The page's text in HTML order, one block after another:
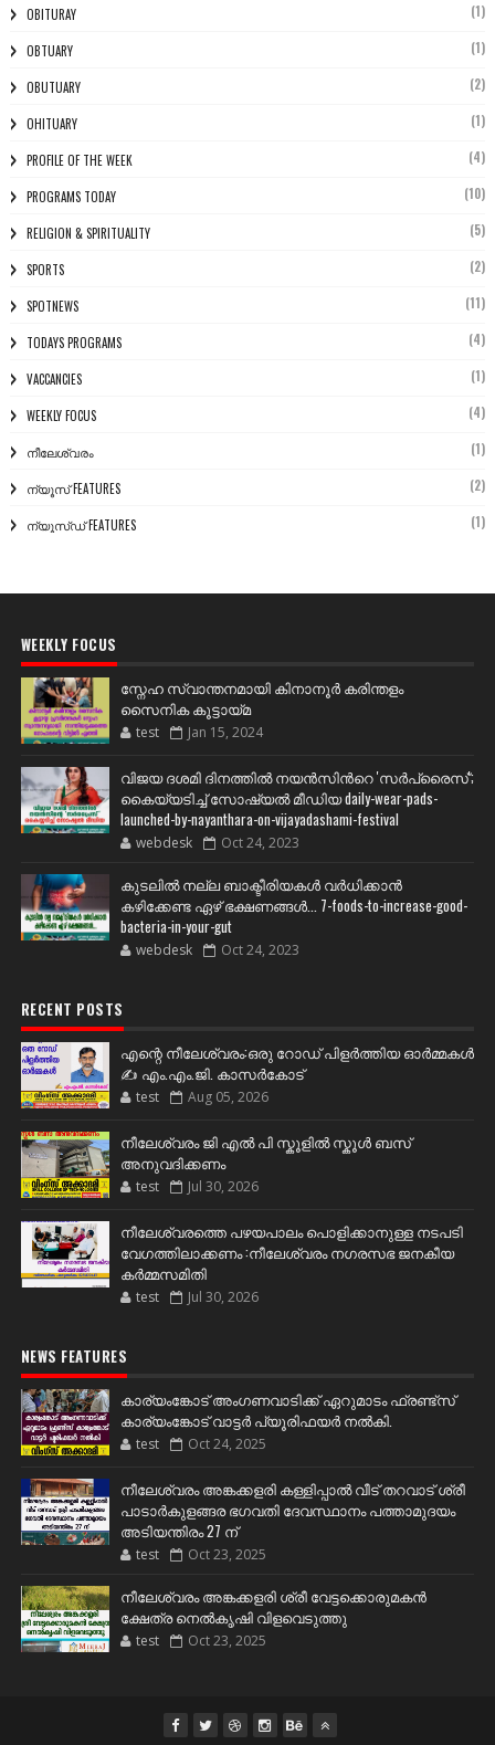
OBITURAY (1)
OBTUARY (1)
OBUTUARY (2)
OHITUARY (1)
PROFILE OF THE WEEK (4)
PROGRAMS TODAY (10)
RELIGION & SPIRITUALITY (5)
SPORTS (2)
SPOTNEWS (11)
TODAYS PROGRAMS (4)
VACCANCIES (1)
WEEKLY FOCUS (4)
നീലേശ്വരം (1)
ന്യൂസ് FEATURES (2)
ന്യൂസ്ഡ് FEATURES (1)
WEEKLY FOCUS
സ്നേഹ സ്വാന്തനമായി കിനാനൂർ കരിന്തളം
സൈനിക കൂട്ടായ്മ
test Jan 15, 2024
വിജയ ദശമി ദിനത്തില്‍ നയന്‍സിന്‍റെ 'സര്‍പ്രൈസ്';
കൈയ്യടിച്ച് സോഷ്യല്‍ മീഡിയ daily-wear-pads-
launched-by-nayanthara-on-vijayadashami-festival
webdesk Oct 24, 2023
കുടലിൽ നല്ല ബാക്ടീരിയകൾ വര്‍ധിക്കാന്‍
കഴിക്കേണ്ട ഏഴ് ഭക്ഷണങ്ങള്‍... 7-foods-to-increase-good-
bacteria-in-your-gut
webdesk Oct 24, 2023
RECENT POSTS
എന്റെ നീലേശ്വരം:ഒരു റോഡ് പിളർത്തിയ ഓർമ്മകൾ
✍️ എം.എം.ജി. കാസർകോട്
test Aug 05, 2026
നീലേശ്വരം ജി എൽ പി സ്കൂളിൽ സ്കൂൾ ബസ്
അനുവദിക്കണം
test Jul 30, 2026
നീലേശ്വരത്തെ പഴയപാലം പൊളിക്കാനുള്ള നടപടി
വേഗത്തിലാക്കണം :നീലേശ്വരം നഗരസഭ ജനകീയ
കർമ്മസമിതി
test Jul 30, 2026
NEWS FEATURES
കാര്യംങ്കോട് അംഗണവാടിക്ക് ഏറുമാടം ഫ്രണ്ട്സ്
കാര്യംങ്കോട് വാട്ടർ പ്യൂരിഫയർ നൽകി.
test Oct 24, 2025
നീലേശ്വരം അങ്കക്കളരി കള്ളിപ്പാൽ വീട് തറവാട് ശ്രീ
പാടാർകുളങ്ങര ഭഗവതി ദേവസ്ഥാനം പത്താമുദയം
അടിയന്തിരം 27 ന്
test Oct 23, 2025
നീലേശ്വരം അങ്കക്കളരി ശ്രീ വേട്ടക്കൊരുമകൻ
ക്ഷേത്ര നെൽകൃഷി വിളവെടുത്തു
test Oct 23, 2025